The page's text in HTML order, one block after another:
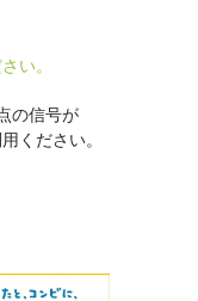
い。
の信号が
ください。